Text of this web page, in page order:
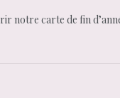
notre carte de fin